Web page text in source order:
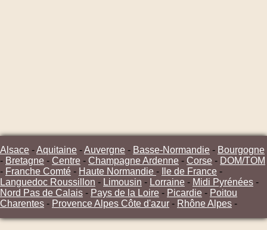
Alsace -Aquitaine -Auvergne - Basse-Normandie - Bourgogne
- Bretagne - Centre - Champagne Ardenne - Corse - DOM/TOM
- Franche Comté - Haute Normandie - Ile de France -
Languedoc Roussillon - Limousin - Lorraine - Midi Pyrénées -
Nord Pas de Calais - Pays de la Loire - Picardie - Poitou
Charentes - Provence Alpes Côte d'azur - Rhône Alpes -